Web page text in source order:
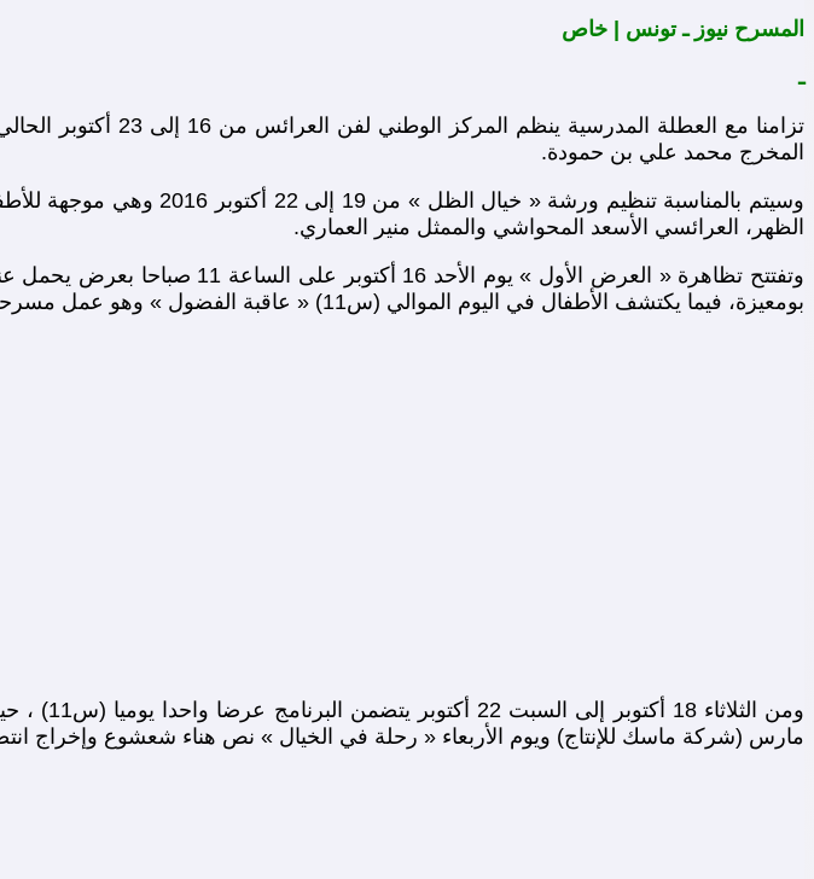
المسرح نيوز ـ تونس | خاص
ـ
المخرج محمد علي بن حمودة.
الظهر، العرائسي الأسعد المحواشي والممثل منير العماري.
وتفتتح تظاهرة « العرض الأول
بومعيزة، فيما يكتشف الأطفال في اليوم الموالي (س11) « عاقبة الفضول » وهو عمل مسرحي كتب نصه عامر المثلوثي وأخرجه محمد علي بن حمودة (شركة رموز للإنتاج بتونس).
ومن
مارس (شركة ماسك للإنتاج) ويوم الأربعاء « رحلة في الخيال » نص هناء شعشوع وإخراج